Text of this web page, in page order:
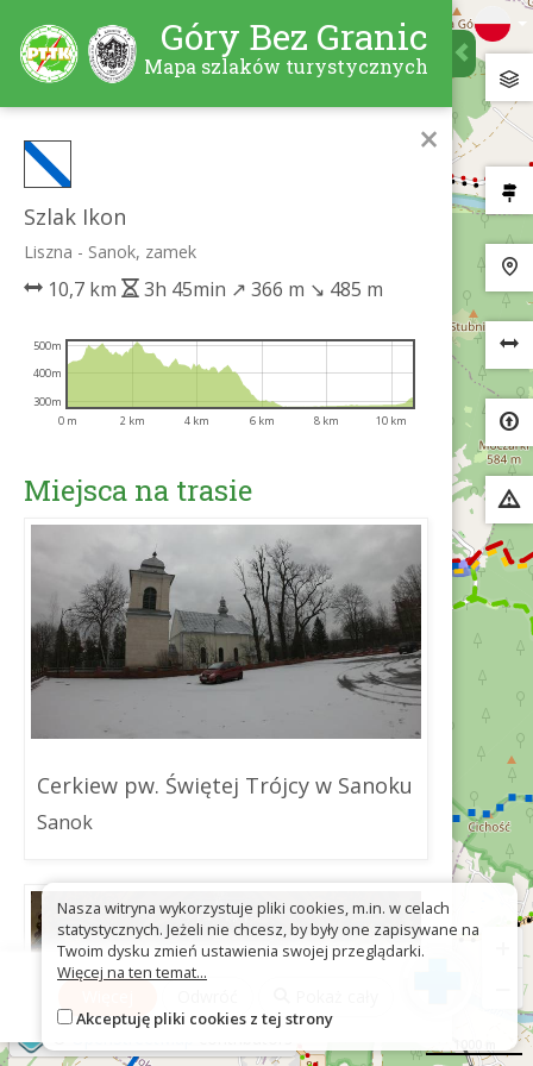
Góry Bez Granic
Mapa szlaków turystycznych
×
Szlak Ikon
Liszna - Sanok, zamek
10,7 km 3h 45min ↗ 366 m ↘ 485 m
0 m 2 km 4 km 6 km 8 km 10 km
300m
400m
500m
Miejsca na trasie
Cerkiew pw. Świętej Trójcy w Sanoku
Sanok
Nasza witryna wykorzystuje pliki cookies, m.in. w celach
statystycznych. Jeżeli nie chcesz, by były one zapisywane na
Twoim dysku zmień ustawienia swojej przeglądarki.
Więcej na ten temat...
Akceptuję pliki cookies z tej strony